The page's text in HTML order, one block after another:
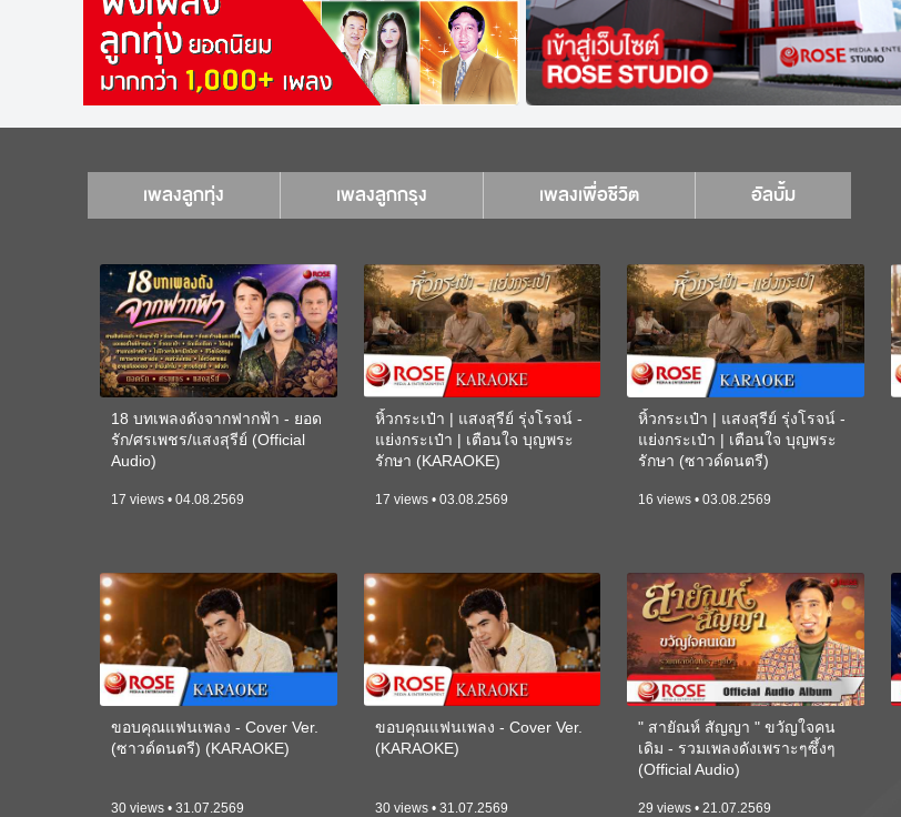
เพลงลูกทุ่ง เพลงลูกกรุง เพลงเพื่อชีวิต อัลบั้ม
18 บทเพลงดังจากฟากฟ้า - ยอด
รัก/ศรเพชร/แสงสุรีย์ (Official
Audio)
17 views • 04.08.2569
หิ้วกระเป๋า | แสงสุรีย์ รุ่งโรจน์ -
แย่งกระเป๋า | เตือนใจ บุญพระ
รักษา (KARAOKE)
17 views • 03.08.2569
หิ้วกระเป๋า | แสงสุรีย์ รุ่งโรจน์ -
แย่งกระเป๋า | เตือนใจ บุญพระ
รักษา (ซาวด์ดนตรี)
16 views • 03.08.2569
ขอบคุณแฟนเพลง - Cover Ver.
(ซาวด์ดนตรี) (KARAOKE)
30 views • 31.07.2569
ขอบคุณแฟนเพลง - Cover Ver.
(KARAOKE)
30 views • 31.07.2569
" สายัณห์ สัญญา " ขวัญใจคน
เดิม - รวมเพลงดังเพราะๆซึ้งๆ
(Official Audio)
29 views • 21.07.2569